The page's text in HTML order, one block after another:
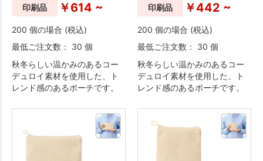
印刷品 ￥614 ~
200 個の場合 (税込)
最低ご注文数： 30 個
秋冬らしい温かみのあるコー
デュロイ素材を使用した、ト
レンド感のあるポーチです。
印刷品 ￥442 ~
200 個の場合 (税込)
最低ご注文数： 30 個
秋冬らしい温かみのあるコー
デュロイ素材を使用した、ト
レンド感のあるポーチです。